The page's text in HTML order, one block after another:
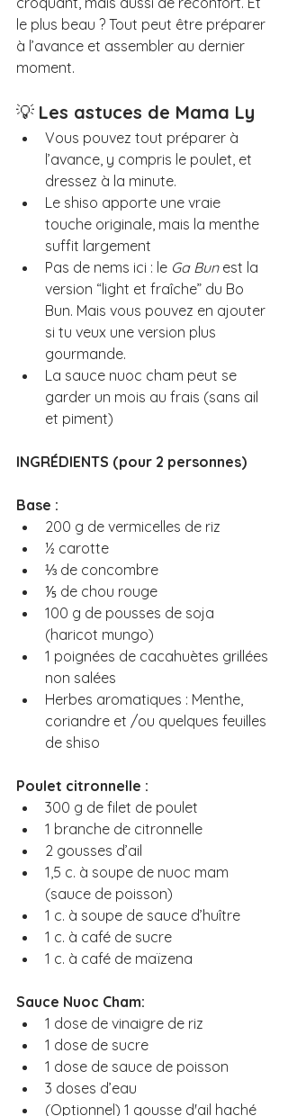
le plus beau ? Tout peut être préparer
à l’avance et assembler au dernier
moment.
💡 Les astuces de Mama Ly
Vous pouvez tout préparer à
l’avance, y compris le poulet, et
dressez à la minute.
Le shiso apporte une vraie
touche originale, mais la menthe
suffit largement
Pas de nems ici : le Ga Bun est la
version “light et fraîche” du Bo
Bun. Mais vous pouvez en ajouter
si tu veux une version plus
gourmande.
La sauce nuoc cham peut se
garder un mois au frais (sans ail
et piment)
INGRÉDIENTS (pour 2 personnes)
Base :
200 g de vermicelles de riz
½ carotte
⅓ de concombre
⅕ de chou rouge
100 g de pousses de soja
(haricot mungo)
1 poignées de cacahuètes grillées
non salées
Herbes aromatiques : Menthe,
coriandre et /ou quelques feuilles
de shiso
Poulet citronnelle :
300 g de filet de poulet
1 branche de citronnelle
2 gousses d’ail
1,5 c. à soupe de nuoc mam
(sauce de poisson)
1 c. à soupe de sauce d’huître
1 c. à café de sucre
1 c. à café de maïzena
Sauce Nuoc Cham:
1 dose de vinaigre de riz
1 dose de sucre
1 dose de sauce de poisson
3 doses d’eau
(Optionnel) 1 gousse d'ail haché